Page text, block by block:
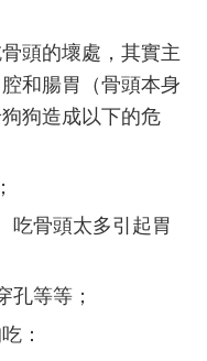
頭的壞處，其實主
和腸胃（骨頭本身
狗造成以下的危
吃骨頭太多引起胃
孔等等；
：